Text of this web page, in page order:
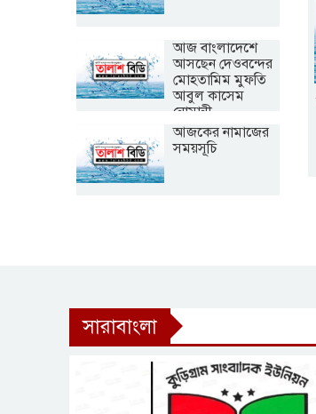
আজ বাংলাদেশে
আসছেন দেওবন্দের
মোহতামিম মুফতি
আবুল কাসেম
নোমানী
আজকের নামাজের
সময়সূচি
সারাবাংলা